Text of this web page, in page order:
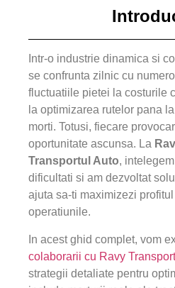
Intr-o industrie dinamica si
se confrunta zilnic cu
fluctuatiile pietei la costurile
la optimizarea rutelor pana
morti. Totusi, fiecare
oportunitate ascunsa. La
Transportul Auto,
dificultati si am dezvoltat
ajuta sa-ti maximizezi
operatiunile.
In acest ghid complet, vom
colaborarii cu Ravy Transport
strategii detaliate pentru